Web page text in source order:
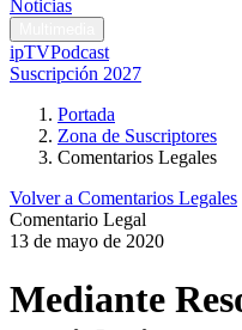
Noticias
ipTVPodcast
Suscripción 2027
Portada
Zona de Suscriptores
Comentarios Legales
Volver a Comentarios Legales
Comentario Legal
13 de mayo de 2020
Mediante